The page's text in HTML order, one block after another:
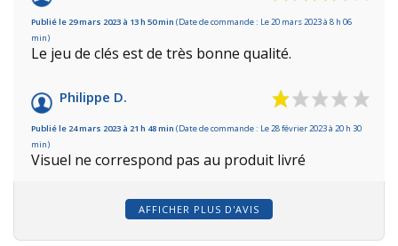
Publié le 29 mars 2023 à 13 h 50 min (Date de commande : Le 20 mars 2023 à 8 h 06
min)
Le jeu de clés est de très bonne qualité.
Philippe D.
Publié le 24 mars 2023 à 21 h 48 min (Date de commande : Le 28 février 2023 à 20 h 30
min)
Visuel ne correspond pas au produit livré
AFFICHER PLUS D'AVIS